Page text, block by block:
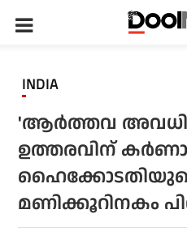
INDIA
'ആര്‍ത്തവ അവധി'
ഉത്തരവിന്
ഹൈക്കോടതിയുടെ
മണിക്കൂറിനകം